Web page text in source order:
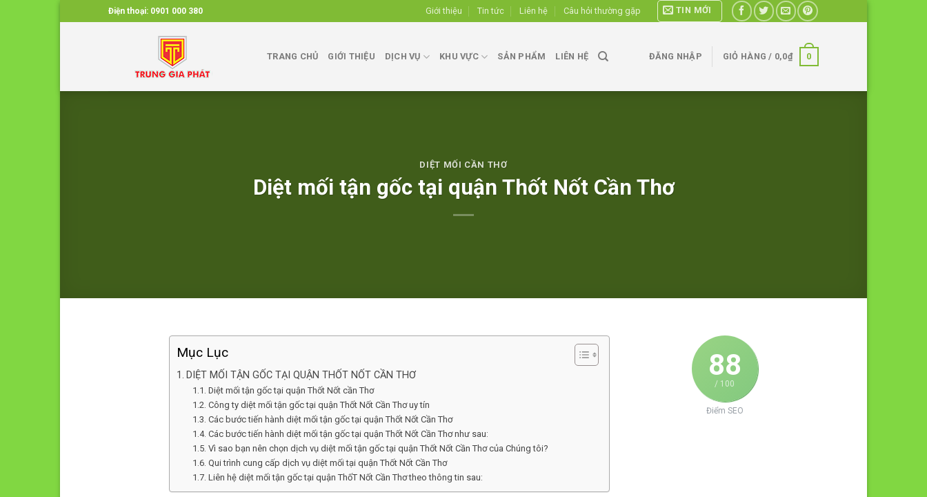
to
Điện thoại: 0901 000 380 Giới thiệu Tin tức Liên hệ Câu hỏi thường gặp TIN MỚI
TRANG CHỦ GIỚI THIỆU DỊCH VỤ KHU VỰC SẢN PHẨM LIÊN HỆ ĐĂNG NHẬP GIỎ HÀNG / 0,0₫ 0
DIỆT MỐI CẦN THƠ
Diệt mối tận gốc tại quận Thốt Nốt Cần Thơ
88
/ 100
Điểm SEO
Mục Lục
DIỆT MỐI TẬN GỐC TẠI QUẬN THỐT NỐT CẦN THƠ
Diệt mối tận gốc tại quận Thốt Nốt cần Thơ
Công ty diệt mối tận gốc tại quận Thốt Nốt Cần Thơ uy tín
Các bước tiến hành diệt mối tận gốc tại quận Thốt Nốt Cần Thơ
Các bước tiến hành diệt mối tận gốc tại quận Thốt Nốt Cần Thơ như sau:
Vì sao bạn nên chọn dịch vụ diệt mối tận gốc tại quận Thốt Nốt Cần Thơ của Chúng tôi?
Qui trình cung cấp dịch vụ diệt mối tại quận Thốt Nốt Cần Thơ
Liên hệ diệt mối tận gốc tại quận ThốT Nốt Cần Thơ theo thông tin sau: